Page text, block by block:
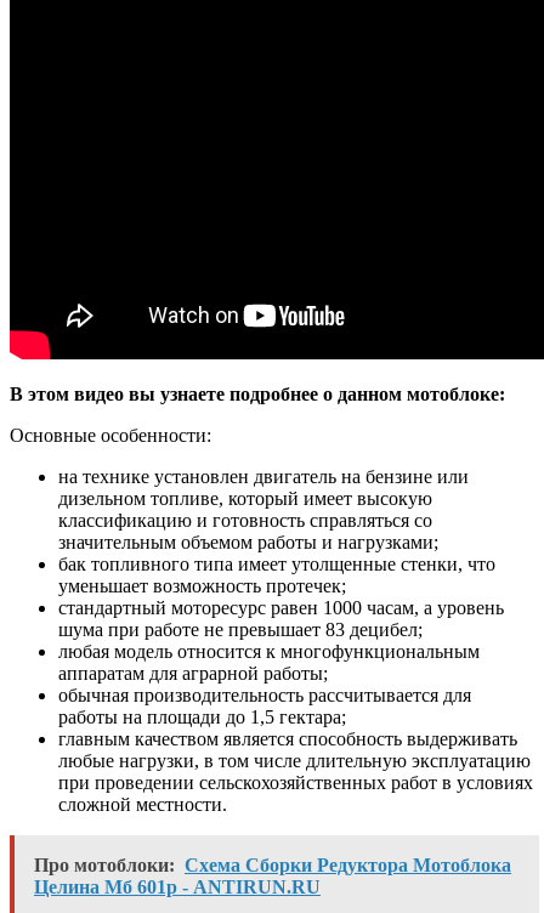
В этом видео вы узнаете подробнее о данном мотоблоке:
Основные особенности:
на технике установлен двигатель на бензине или
дизельном топливе, который имеет высокую
классификацию и готовность справляться со
значительным объемом работы и нагрузками;
бак топливного типа имеет утолщенные стенки, что
уменьшает возможность протечек;
стандартный моторесурс равен 1000 часам, а уровень
шума при работе не превышает 83 децибел;
любая модель относится к многофункциональным
аппаратам для аграрной работы;
обычная производительность рассчитывается для
работы на площади до 1,5 гектара;
главным качеством является способность выдерживать
любые нагрузки, в том числе длительную эксплуатацию
при проведении сельскохозяйственных работ в условиях
сложной местности.
Про мотоблоки: Схема Сборки Редуктора Мотоблока
Целина Мб 601р - ANTIRUN.RU